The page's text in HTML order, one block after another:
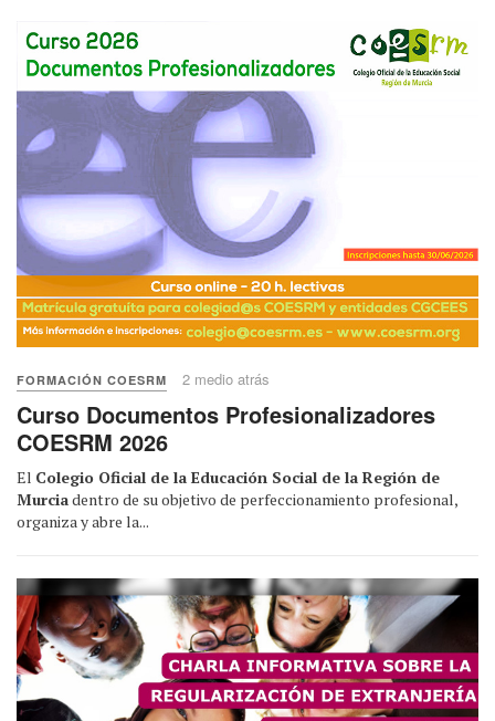
FORMACIÓN COESRM 2 medio atrás
Curso Documentos Profesionalizadores
COESRM 2026
El Colegio Oficial de la Educación Social de la Región de
Murciadentro de su objetivo de perfeccionamiento profesional,
organiza y abre la...